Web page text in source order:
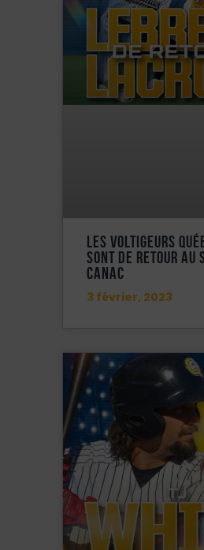
Les Voltigeurs
Sont De Retour Au
Canac
3 février, 2023